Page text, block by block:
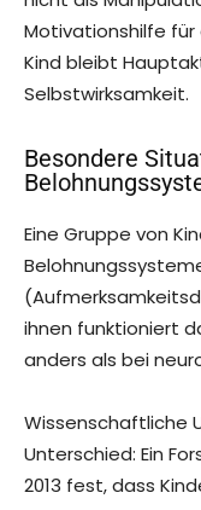
Motivationshilfe für
Kind bleibt
Selbstwirksamkeit.
Besondere
Eine Gruppe von
ihnen funktioniert
anders als bei
Wissenschaftliche
Unterschied: Ein
2013 fest, dass